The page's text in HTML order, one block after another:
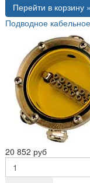
Перейти в корзину »
Подводное
20 852 руб